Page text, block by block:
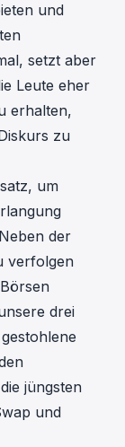
und
setzt aber
Leute eher
erhalten,
zu
um
der
verfolgen
drei
jüngsten
und